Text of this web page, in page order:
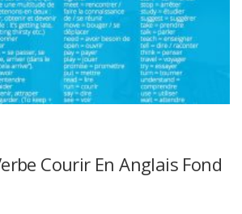
Courir En Anglais Fond